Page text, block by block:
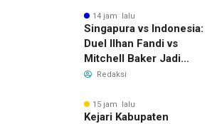
14 jam lalu
Singapura vs Indonesia:
Duel Ilhan Fandi vs
Mitchell Baker Jadi
Sorotan di Piala AFF 2026
Redaksi
15 jam lalu
Kejari Kabupaten